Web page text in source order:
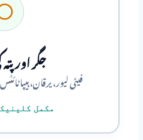
جگر اور
فیٹی لیور، یرقان،
مکمل